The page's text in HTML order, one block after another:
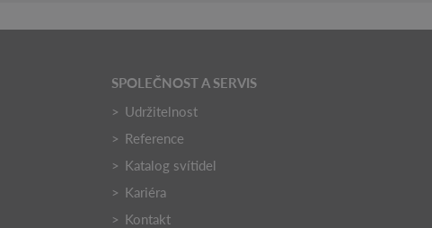
SPOLEČNOST A SERVIS
Udržitelnost
Reference
Katalog svítidel
Kariéra
Kontakt